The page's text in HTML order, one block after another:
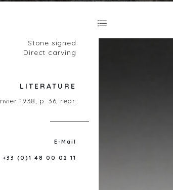
Stone signed
Direct carving
LITERATURE
1938, p. 36, repr.
E-Mail
+33 (0)1 48 00 02 11